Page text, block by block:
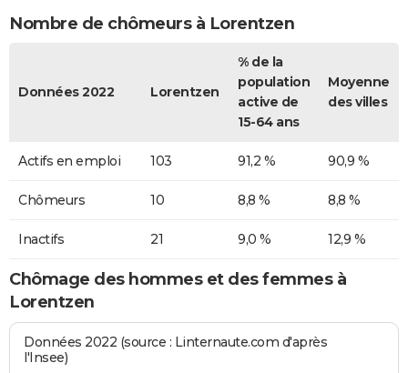
Nombre de chômeurs à Lorentzen
Données 2022 Lorentzen
% de la
population
active de
15-64 ans
Moyenne
des villes
Actifs en emploi 103 91,2 % 90,9 %
Chômeurs 10 8,8 % 8,8 %
Inactifs 21 9,0 % 12,9 %
Chômage des hommes et des femmes à
Lorentzen
Données 2022 (source : Linternaute.com d'après
l'Insee)